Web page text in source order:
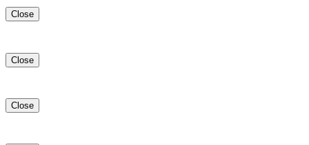
Close
Close
Close